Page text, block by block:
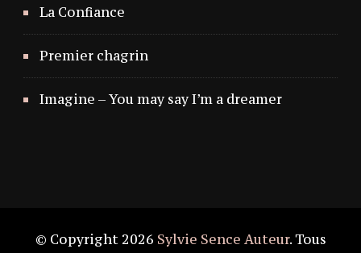
La Confiance
Premier chagrin
Imagine – You may say I’m a dreamer
© Copyright 2026 Sylvie Sence Auteur. Tous